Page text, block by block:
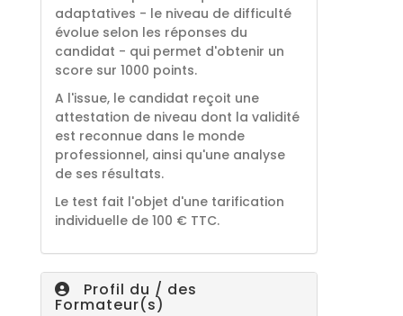
adaptatives - le niveau de difficulté
évolue selon les réponses du
candidat - qui permet d'obtenir un
score sur 1000 points.
A l'issue, le candidat reçoit une
attestation de niveau dont la validité
est reconnue dans le monde
professionnel, ainsi qu'une analyse
de ses résultats.
Le test fait l'objet d'une tarification
individuelle de 100 € TTC.
Profil du / des
Formateur(s)